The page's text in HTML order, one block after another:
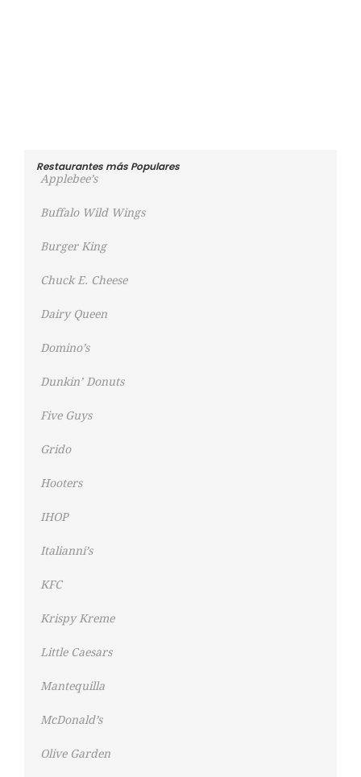
Restaurantes más Populares
Applebee’s
Buffalo Wild Wings
Burger King
Chuck E. Cheese
Dairy Queen
Domino’s
Dunkin’ Donuts
Five Guys
Grido
Hooters
IHOP
Italianni’s
KFC
Krispy Kreme
Little Caesars
Mantequilla
McDonald’s
Olive Garden